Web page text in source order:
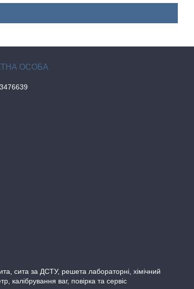
сита за ДСТУ, решета лабораторні, хімічний
ваг, повірка та сервіс